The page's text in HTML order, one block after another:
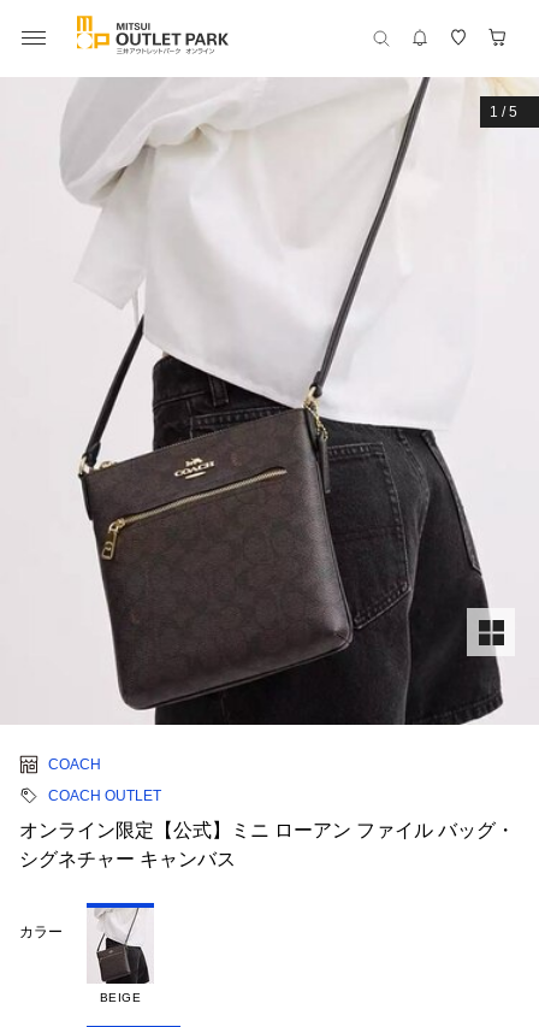
1 /5
COACH
COACH OUTLET
オンライン限定【公式】ミニ ローアン ファイル バッグ・
シグネチャー キャンバス
カラー
BEIGE